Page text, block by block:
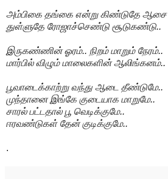
அம்பிகை தங்கை என்று கிண்டுதே
துள்ளுதே ரோஜாச்செண்டு சூடுகண்டு..
இருகண்ணின் ஓரம்.. நிறம் மாறும் நேரம்..
மார்பில் விழும் மாலைகளின் ஆலிங்கனம்..
பூவாடைக்காற்று வந்து ஆடை தீண்டுமே..
முந்தானை இங்கே குடையாக மாறுமே..
சாரல் பட்டதால் பூ வெடிக்குமே..
ஈரவண்டுகள் தேன் குடிக்குமே..
.